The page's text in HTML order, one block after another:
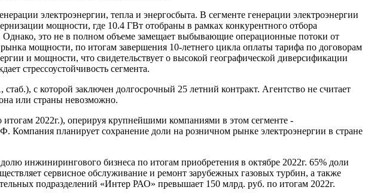
электроэнергии, тепла и энергосбыта. В сегменте генерации электроэнергии
мощности, где 10.4 ГВт отобраны в рамках конкурентного отбора
это не в полном объеме замещает выбывающие операционные потоки от
мощности, по итогам завершения 10-летнего цикла оплаты тарифа по договорам
и мощности, что свидетельствует о высокой географической диверсификации
стрессоустойчивость сегмента.
с которой заключен долгосрочный 25 летний контракт. Агентство не считает
или страны невозможно.
2022г.), оперируя крупнейшими компаниями в этом сегменте -
планирует сохранение доли на розничном рынке электроэнергии в стране
инжинирингового бизнеса по итогам приобретения в октябре 2022г. 65% доли
сервисное обслуживание и ремонт зарубежных газовых турбин, а также
подразделений «Интер РАО» превышает 150 млрд. руб. по итогам 2022г.